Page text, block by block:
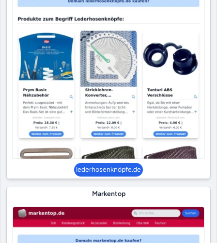
lederhosenknöpfe.de
Markentop